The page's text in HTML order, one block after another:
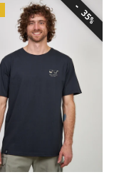
- 35%